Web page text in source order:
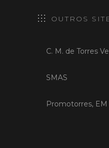
OUTROS
C. M. de Torres
SMAS
Promotorres, EM